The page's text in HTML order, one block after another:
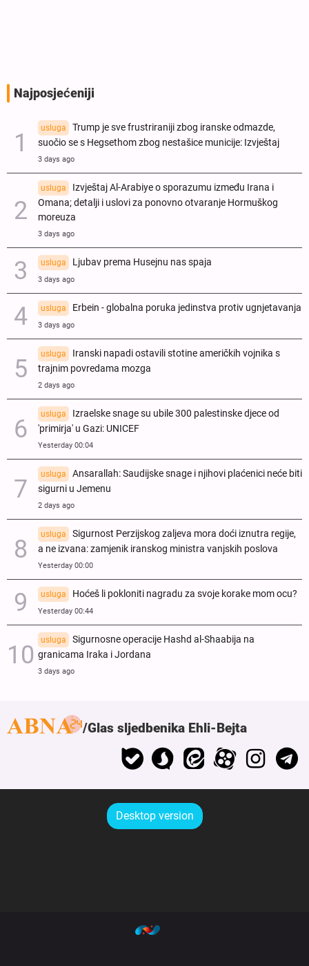
Najposjećeniji
usluga
Trump je sve frustriraniji zbog iranske odmazde,
suočio se s Hegsethom zbog nestašice municije: Izvještaj
3 days ago
usluga
Izvještaj Al-Arabiye o sporazumu između Irana i
Omana; detalji i uslovi za ponovno otvaranje Hormuškog
moreuza
3 days ago
usluga Ljubav prema Husejnu nas spaja
3 days ago
usluga Erbein - globalna poruka jedinstva protiv ugnjetavanja
3 days ago
usluga
Iranski napadi ostavili stotine američkih vojnika s
trajnim povredama mozga
2 days ago
usluga
Izraelske snage su ubile 300 palestinske djece od
'primirja' u Gazi: UNICEF
Yesterday 00:04
usluga
Ansarallah: Saudijske snage i njihovi plaćenici neće biti
sigurni u Jemenu
2 days ago
usluga
Sigurnost Perzijskog zaljeva mora doći iznutra regije,
a ne izvana: zamjenik iranskog ministra vanjskih poslova
Yesterday 00:00
usluga Hoćeš li pokloniti nagradu za svoje korake mom ocu?
Yesterday 00:44
usluga
Sigurnosne operacije Hashd al-Shaabija na
granicama Iraka i Jordana
3 days ago
Glas sljedbenika Ehli-Bejta
Desktop version